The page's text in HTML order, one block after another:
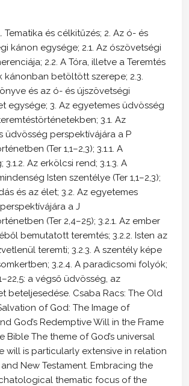
Tematika és célkitűzés; 2. Az ó- és
kánon egysége; 2.1. Az ószövetségi
2.2. A Tóra, illetve a Teremtés
kánonban betöltött szerepe; 2.3.
és az ó- és újszövetségi
egysége; 3. Az egyetemes üdvösség
3.1. Az
üdvösség perspektívájára a P
(Ter 1,1–2,3); 3.1.1. A
Az erkölcsi rend; 3.1.3. A
Isten szentélye (Ter 1,1–2,3);
és az élet; 3.2. Az egyetemes
a J
(Ter 2,4–25); 3.2.1. Az ember
bemutatott teremtés; 3.2.2. Isten az
teremti; 3.2.3. A szentély képe
3.2.4. A paradicsomi folyók;
a végső üdvösség, az
beteljesedése. Csaba Racs: The Old
of God: The Image of
God’s Redemptive Will in the Frame
Bible The theme of God’s universal
will is particularly extensive in relation
New Testament. Embracing the
thematic focus of the